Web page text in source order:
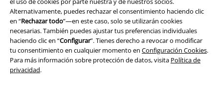
Alternativamente, puedes rechazar el consentimiento haciendo clic
en “Rechazar todo”—en este caso, solo se utilizarán cookies
necesarias. También puedes ajustar tus preferencias individuales
haciendo clic en “Configurar”. Tienes derecho a revocar o modificar
tu consentimiento en cualquier momento en Configuración Cookies.
Para más información sobre protección de datos, visita Política de
privacidad.
Aviso Legal
Ley protección de datos
Eliminación de residuos y protección del medioambiente
Declaración de Conformidad